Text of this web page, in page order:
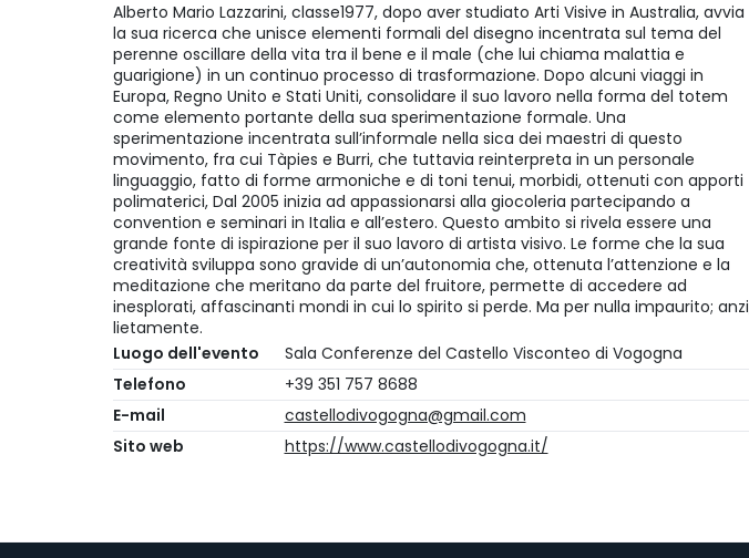
Alberto Mario Lazzarini, classe1977, dopo aver studiato Arti Visive in Australia, avvia
la sua ricerca che unisce elementi formali del disegno incentrata sul tema del
perenne oscillare della vita tra il bene e il male (che lui chiama malattia e
guarigione) in un continuo processo di trasformazione. Dopo alcuni viaggi in
Europa, Regno Unito e Stati Uniti, consolidare il suo lavoro nella forma del totem
come elemento portante della sua sperimentazione formale. Una
sperimentazione incentrata sull’informale nella sica dei maestri di questo
movimento, fra cui Tàpies e Burri, che tuttavia reinterpreta in un personale
linguaggio, fatto di forme armoniche e di toni tenui, morbidi, ottenuti con apporti
polimaterici, Dal 2005 inizia ad appassionarsi alla giocoleria partecipando a
convention e seminari in Italia e all’estero. Questo ambito si rivela essere una
grande fonte di ispirazione per il suo lavoro di artista visivo. Le forme che la sua
creatività sviluppa sono gravide di un’autonomia che, ottenuta l’attenzione e la
meditazione che meritano da parte del fruitore, permette di accedere ad
inesplorati, affascinanti mondi in cui lo spirito si perde. Ma per nulla impaurito;
lietamente.
Luogo dell'evento
Sala Conferenze del Castello Visconteo di Vogogna
Telefono
+39 351 757 8688
E-mail
castellodivogogna@gmail.com
Sito web
https://www.castellodivogogna.it/